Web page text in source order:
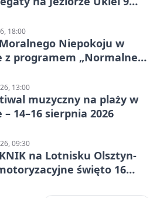
18:00
Niepokoju w
z programem „Normalne
13:00
muzyczny na plaży w
14–16 sierpnia 2026
09:30
na Lotnisku Olsztyn-
święto 16